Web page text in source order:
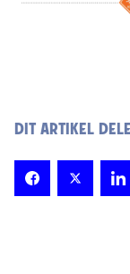
DIT ARTIKEL